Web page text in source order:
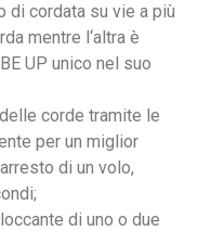
di cordata su vie a più
mentre l‘altra è
UP unico nel suo
corde tramite le
per un miglior
di un volo,
di uno o due